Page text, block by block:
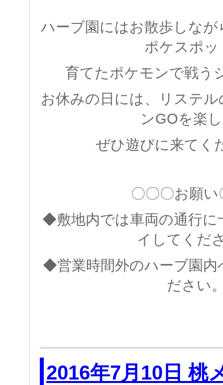
ハーブ園にはお散歩しな
ポケスポッ
育てたポケモンで戦う
お休みの日には、リステ
ンGOを楽
ぜひ遊びに来てく
〇〇〇お願い
◆敷地内では車両の通行に
イしてくだ
◆営業時間外のハーブ園内
ださい
2016年7月10日 桃